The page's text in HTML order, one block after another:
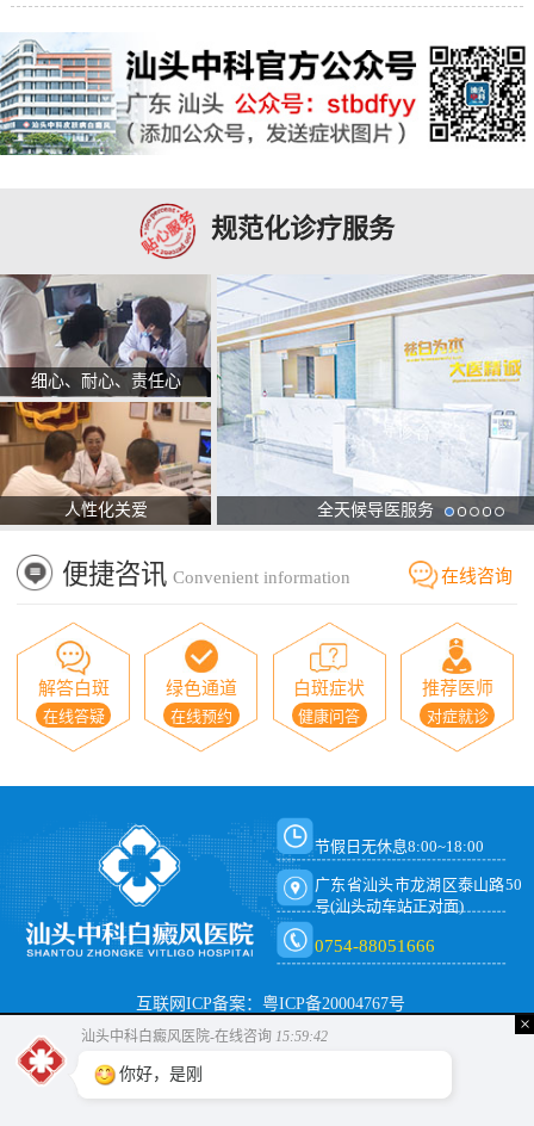
规范化诊疗服务
细心、耐心、责任心
人性化关爱 全天候导医服务
便捷咨讯 Convenient information 在线咨询
解答白斑
在线答疑
绿色通道
在线预约
白斑症状
健康问答
推荐医师
对症就诊
节假日无休息8:00~18:00
广东省汕头市龙湖区泰山路50
号(汕头动车站正对面)
0754-88051666
互联网ICP备案：粤ICP备20004767号
×
汕头中科白癜风医院-在线咨询 15:59:42
你好，是刚